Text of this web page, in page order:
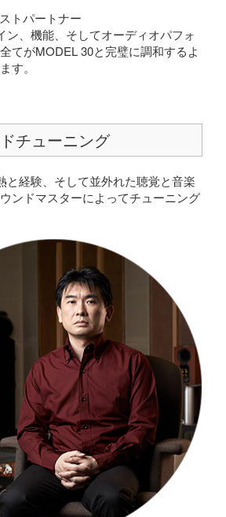
トパートナー
ン、機能、そしてオーディオパフォ
てがMODEL 30と完璧に調和するよ
す。
チューニング
と経験、そして並外れた聴覚と音楽
ンドマスターによってチューニング